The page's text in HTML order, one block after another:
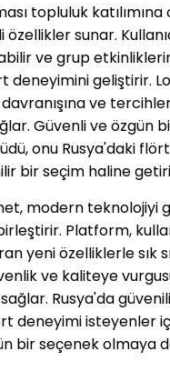
topluluk katılımına
sunar.
ve grup
deneyimini geliştirir.
davranışına ve
Güvenli ve özgün
onu Rusya'daki
bir seçim haline
modern teknolojiyi
Platform,
yeni özelliklerle sık
ve kaliteye
Rusya'da
deneyimi isteyenler
bir seçenek olmaya